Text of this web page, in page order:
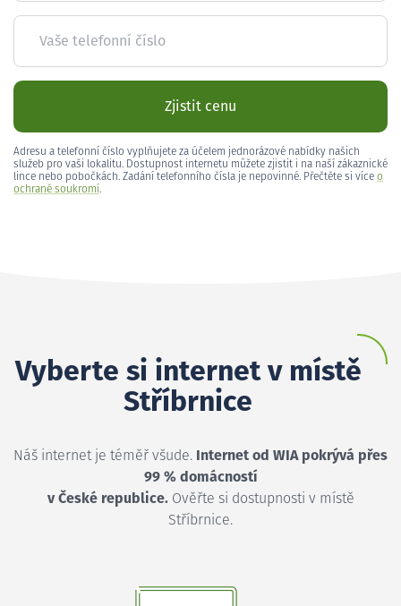
Vaše telefonní číslo
Zjistit cenu
Adresu a telefonní číslo vyplňujete za účelem jednorázové nabídky našich
služeb pro vaši lokalitu. Dostupnost internetu můžete zjistit i na naší zákaznické
lince nebo pobočkách. Zadání telefonního čísla je nepovinné. Přečtěte si více o
ochraně soukromí.
Vyberte si internet v místě
Stříbrnice
Náš internet je téměř všude. Internet od WIA pokrývá přes
99 % domácností
v České republice.Ověřte si dostupnosti v místě
Stříbrnice.